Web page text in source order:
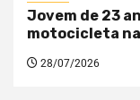
Jovem de 23
motocicleta
28/07/2026